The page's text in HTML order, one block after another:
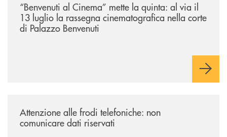
“Benvenuti al Cinema” mette la quinta: al via il
13 luglio la rassegna cinematografica nella corte
di Palazzo Benvenuti
Attenzione alle frodi telefoniche: non
comunicare dati riservati